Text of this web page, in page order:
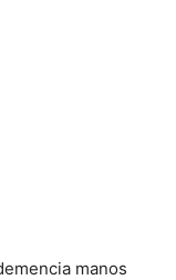
manos